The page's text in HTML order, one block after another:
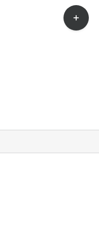
Toggle
Sliding
Bar